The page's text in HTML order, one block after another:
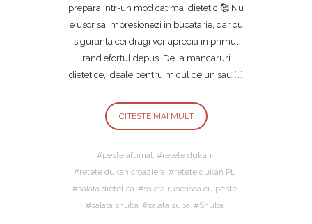
prepara intr-un mod cat mai dietetic 🥰 Nu
e usor sa impresionezi in bucatarie, dar cu
siguranta cei dragi vor aprecia in primul
rand efortul depus. De la mancaruri
dietetice, ideale pentru micul dejun sau […]
CITESTE MAI MULT
peste afumat
retete dukan
retete dukan croaziera
retete dukan PL
salata dietetica
salata ruseasca cu peste
salata shuba
salata suba Shuba